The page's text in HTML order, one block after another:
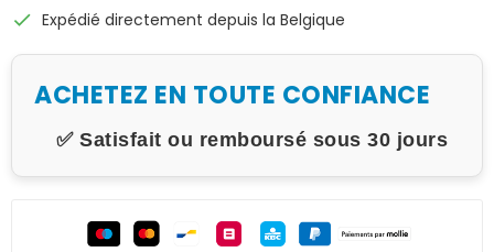
check Expédié directement depuis la Belgique
ACHETEZ EN TOUTE CONFIANCE
✅ Satisfait ou remboursé sous 30 jours